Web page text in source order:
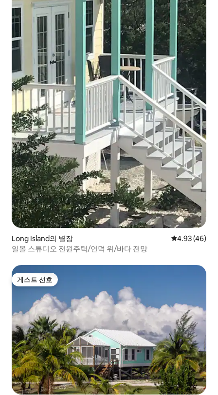
Long Island의 별장 평점 4.93점(5
4.93 (46)
일몰 스튜디오 전원주택/언덕 위/바다 전망
게스트 선호
게스트 선호